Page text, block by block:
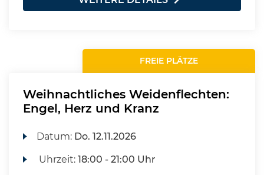
FREIE PLÄTZE
Weihnachtliches Weidenflechten:
Engel, Herz und Kranz
Datum: Do. 12.11.2026
Uhrzeit:18:00 - 21:00 Uhr